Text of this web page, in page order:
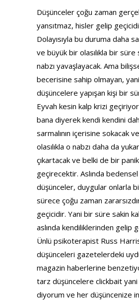
Düşünceler çoğu zaman
yansıtmaz, hisler gelip
Dolayısıyla bu duruma daha
ve büyük bir olasılıkla bir süre
nabzı yavaşlayacak. Ama
becerisine sahip olmayan,
düşüncelere yapışan kişi bir
Eyvah kesin kalp krizi
bana diyerek kendi kendini
sarmalının içerisine sokacak
olasılıkla o nabzı daha da
çıkartacak ve belki de bir
geçirecektir. Aslında
düşünceler, duygular onlarla
sürece çoğu zaman
geçicidir. Yani bir süre sakin
aslında kendiliklerinden gelip
Ünlü psikoterapist Russ
düşünceleri gazetelerdeki
magazin haberlerine
tarz düşüncelere clickbait yani
diyorum ve her düşüncenize